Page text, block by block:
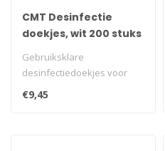
CMT Desinfectie
doekjes, wit 200 stuks
Gebruiksklare
desinfectiedoekjes voor
eenmalig gebruik. Met
€9,45